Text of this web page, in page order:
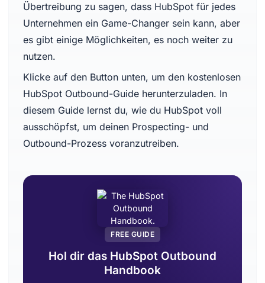
Übertreibung zu sagen, dass HubSpot für jedes
Unternehmen ein Game-Changer sein kann, aber
es gibt einige Möglichkeiten, es noch weiter zu
nutzen.
Klicke auf den Button unten, um den kostenlosen
HubSpot Outbound-Guide herunterzuladen. In
diesem Guide lernst du, wie du HubSpot voll
ausschöpfst, um deinen Prospecting- und
Outbound-Prozess voranzutreiben.
FREE GUIDE
Hol dir das HubSpot Outbound
Handbook